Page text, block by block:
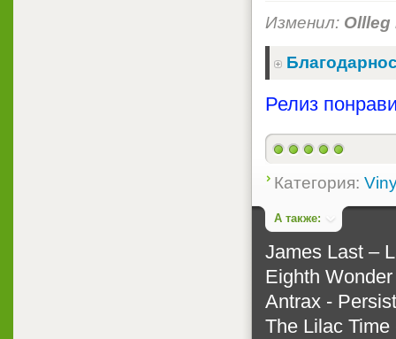
Изменил: Ollleg
Релиз
Категория:
А также:
James Last ‎–
Eighth
Antrax -
The Lilac Time